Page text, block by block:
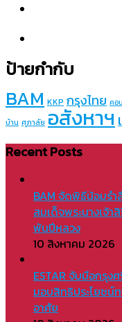
ป้ายกำกับ
BAM KKP กรุงไทย คอ
บ้าน ศุภาลัย อสังหาฯ
Recent Posts
BAM จัดพิธีน้อมรำ
สมเด็จพระนางเจ้
พันปีหลวง
10 สิงหาคม 2026
ESTAR จับมือกรุ
มอบสิทธิประโยชน์
อาศัย